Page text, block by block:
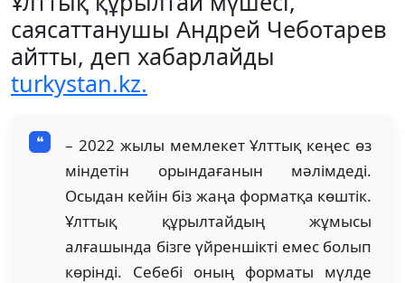
саясаттанушы Андрей Чеботарев
айтты, деп хабарлайды
turkystan.kz.
– 2022 жылы мемлекет Ұлттық кеңес өз
міндетін орындағанын мәлімдеді.
Осыдан кейін біз жаңа форматқа көштік.
Ұлттық құрылтайдың жұмысы
алғашында бізге үйреншікті емес болып
көрінді. Себебі оның форматы мүлде